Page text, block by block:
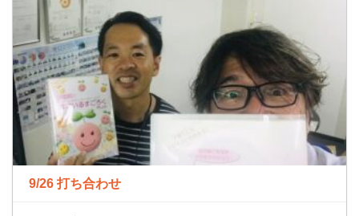
9/26 打ち合わせ